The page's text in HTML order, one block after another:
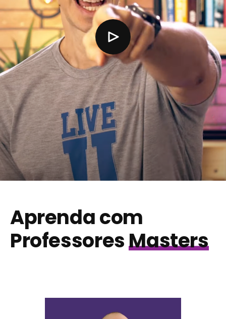
Aprenda com
ProfessoresMasters